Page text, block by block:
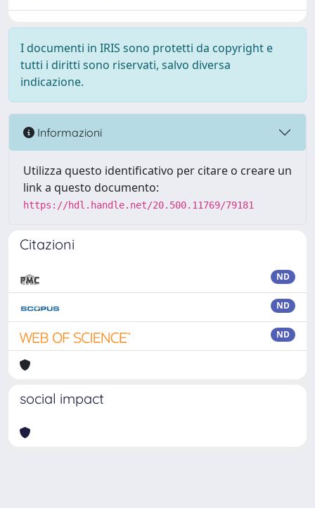
I documenti in IRIS sono protetti da copyright e
tutti i diritti sono riservati, salvo diversa
indicazione.
Informazioni
Utilizza questo identificativo per citare o creare un
link a questo documento:
https://hdl.handle.net/20.500.11769/79181
Citazioni
ND
ND
ND
social impact